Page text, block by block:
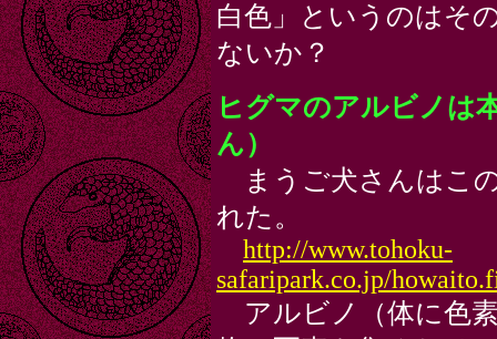
白色」というのはそ
ないか？
ヒグマのアルビノは
ん）
まうご犬さんはこ
れた。
http://www.tohoku-
safaripark.co.jp/
アルビノ（体に色